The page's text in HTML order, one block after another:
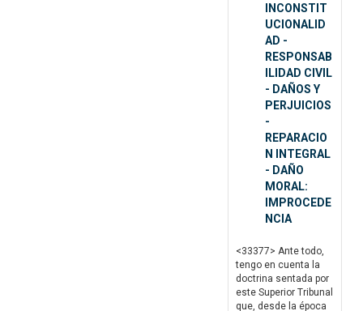
INCONSTIT
UCIONALID
AD -
RESPONSAB
ILIDAD CIVIL
- DAÑOS Y
PERJUICIOS
-
REPARACIO
N INTEGRAL
- DAÑO
MORAL:
IMPROCEDE
NCIA
<33377> Ante todo,
tengo en cuenta la
doctrina sentada por
este Superior Tribunal
que, desde la época